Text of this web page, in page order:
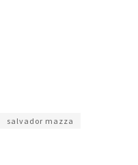
salvador mazza